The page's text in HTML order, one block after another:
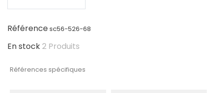
Référencesc56-526-68
En stock2 Produits
Références spécifiques